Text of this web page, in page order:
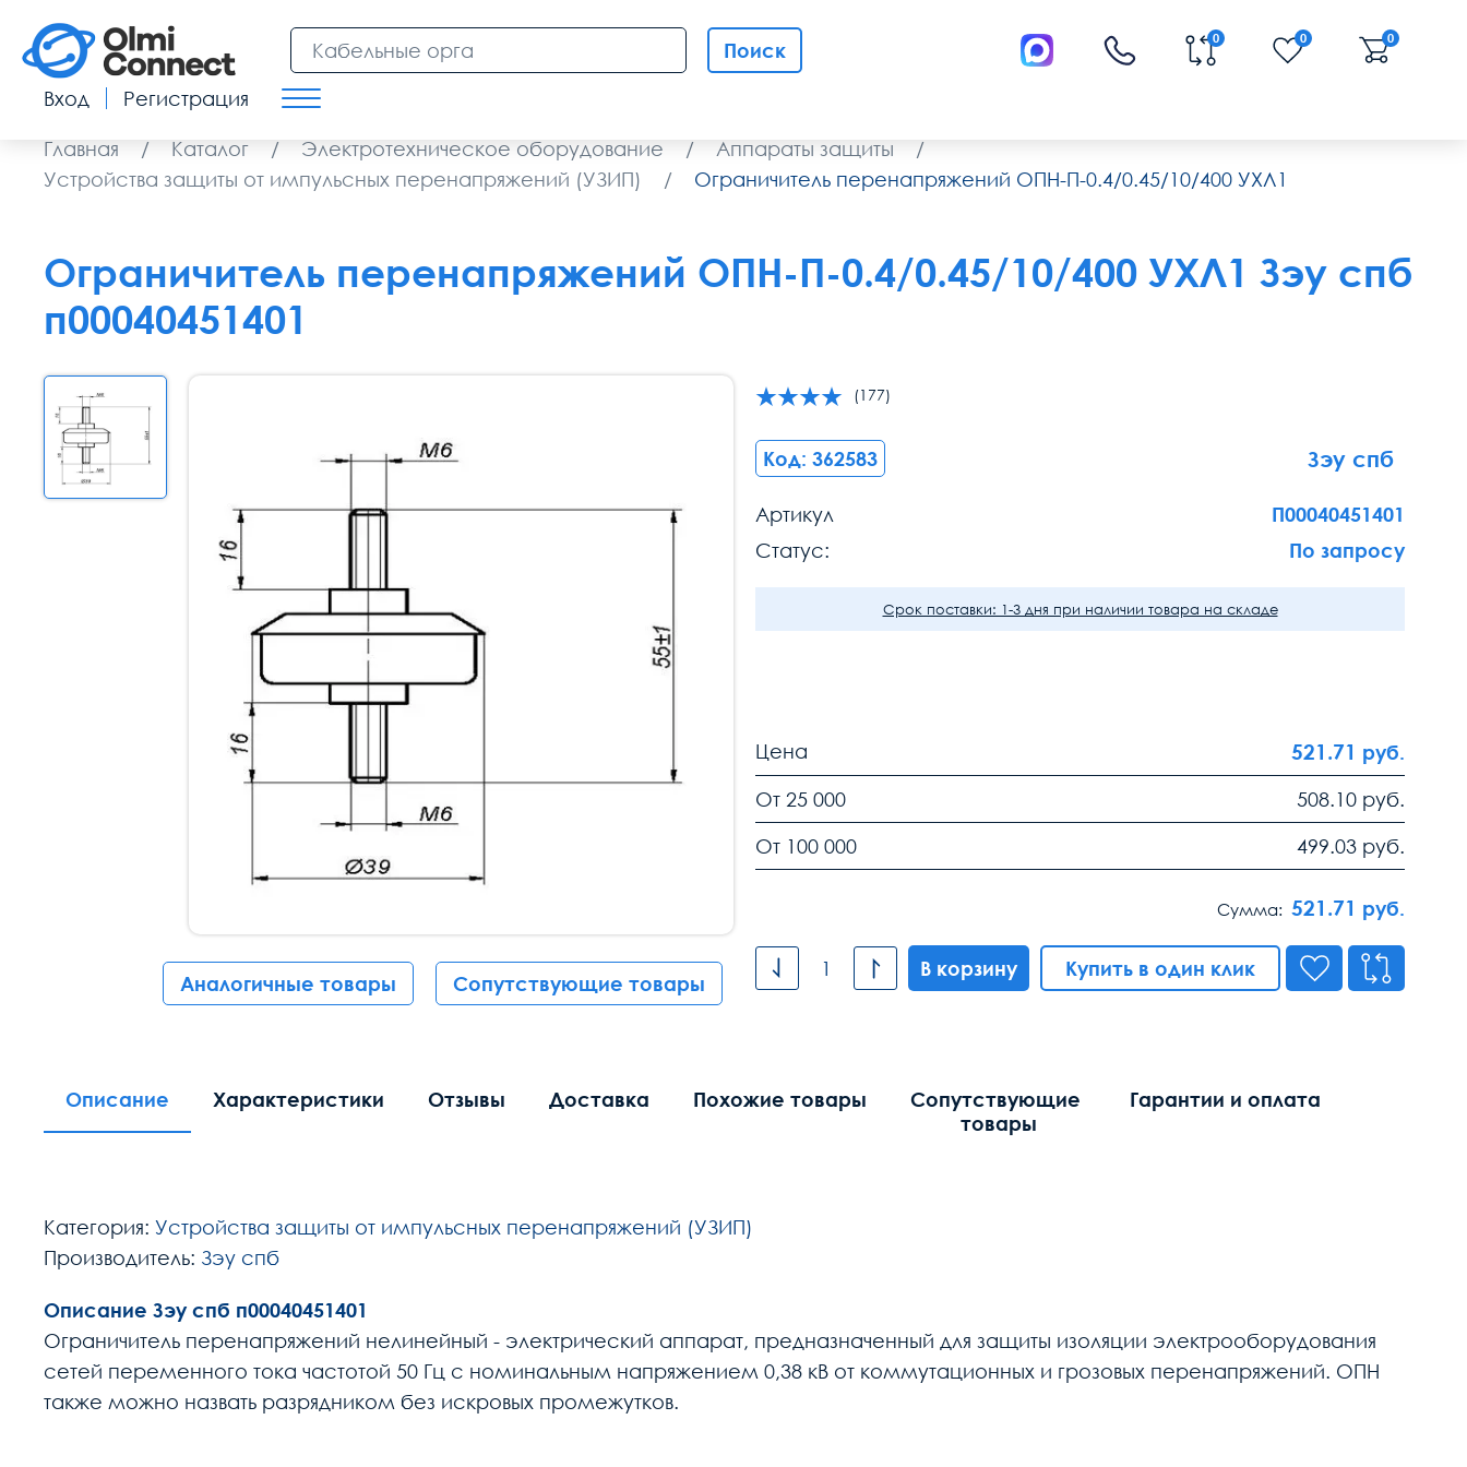
Поиск
0 0 0
Вход Регистрация
Главная / Каталог / Электротехническое оборудование / Аппараты защиты
/
Устройства защиты от импульсных перенапряжений (УЗИП)
/ Ограничитель перенапряжений ОПН-П-0.4/0.45/10/400 УХЛ1
Ограничитель перенапряжений ОПН-П-0.4/0.45/10/400 УХЛ1 Зэу спб
п00040451401
Аналогичные товары Сопутствующие товары
(177)
Код: 362583 Зэу спб
Артикул
П00040451401
Статус:
По запросу
Срок поставки: 1-3 дня при наличии товара на складе
Цена 521.71 руб.
От 25 000
508.10 руб.
От 100 000
499.03 руб.
Сумма: 521.71 руб.
В корзину Купить в один клик
Описание Характеристики Отзывы Доставка Похожие товары
Сопутствующие
товары
Гарантии и оплата
Категория: Устройства защиты от импульсных перенапряжений (УЗИП)
Производитель: Зэу спб
Описание Зэу спб п00040451401
Ограничитель перенапряжений нелинейный - электрический аппарат, предназначенный для защиты изоляции электрооборудования
сетей переменного тока частотой 50 Гц с номинальным напряжением 0,38 кВ от коммутационных и грозовых перенапряжений. ОПН
также можно назвать разрядником без искровых промежутков.